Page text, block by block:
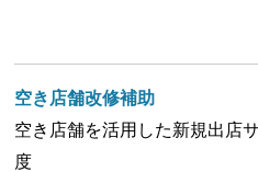
空き店舗改修補助
空き店舗を活用した新規出店
度